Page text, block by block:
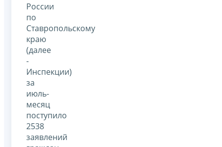
России
по
Ставропольскому
краю
(далее
-
Инспекции)
за
июль-
месяц
поступило
2538
заявлений